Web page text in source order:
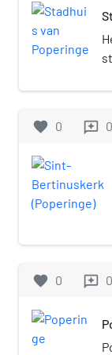
1.
favorite 0 reviews 0
favorite 0 reviews 0